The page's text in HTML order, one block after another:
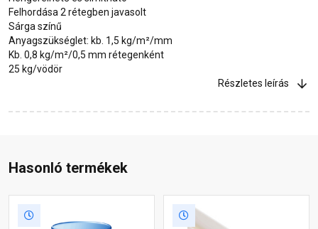
Felhordása 2 rétegben javasolt
Sárga színű
Anyagszükséglet: kb. 1,5 kg/m²/mm
Kb. 0,8 kg/m²/0,5 mm rétegenként
25 kg/vödör
Részletes leírás
Hasonló termékek